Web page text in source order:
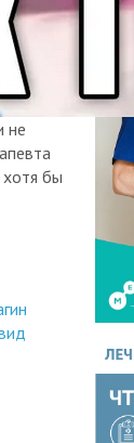
не
хотя бы